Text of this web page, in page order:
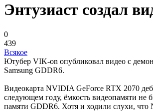
Энтузиаст создал
0
439
Всякое
Ютубер VIK-on опубликовал видео с
Samsung GDDR6.
Видеокарта NVIDIA GeForce RTX 2070
следующем году, ёмкость видеопамяти не
памяти GDDR6. Хотя и ходили слухи, что